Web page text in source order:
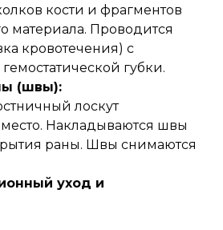
кости и фрагментов
материала. Проводится
кровотечения) с
губки.
(швы):
лоскут
Накладываются швы
раны. Швы снимаются
уход и